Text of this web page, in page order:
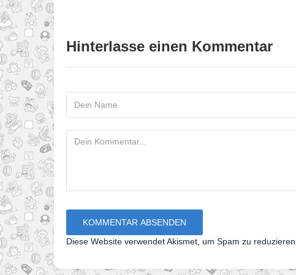
Hinterlasse einen Kommentar
Diese Website verwendet Akismet, um Spam zu reduzieren.